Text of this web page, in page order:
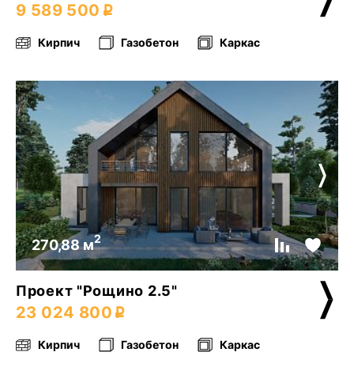
9 589 500
Кирпич Газобетон Каркас
270,88 м2
Проект "Рощино 2.5"
23 024 800
Кирпич Газобетон Каркас